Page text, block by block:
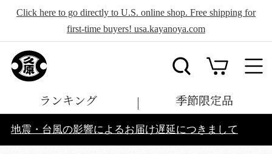
Click here to go directly to U.S. online shop. Free shipping for
first-time buyers! usa.kayanoya.com
ランキング 季節限定品
地震・台風の影響によるお届け遅延につきまして